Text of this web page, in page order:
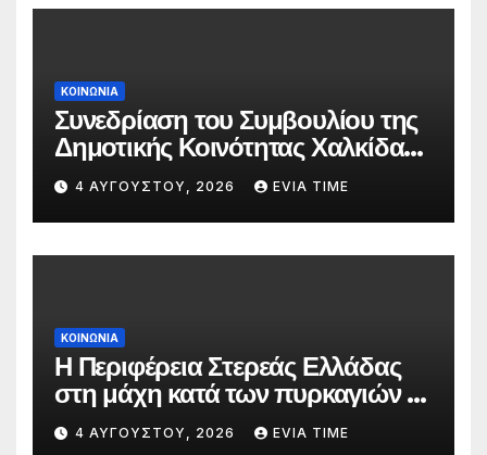
ΚΟΙΝΩΝΙΑ
Συνεδρίαση του Συμβουλίου της
Δημοτικής Κοινότητας Χαλκίδας
την 5 Αυγούστου
4 ΑΥΓΟΎΣΤΟΥ, 2026 EVIA TIME
ΚΟΙΝΩΝΙΑ
Η Περιφέρεια Στερεάς Ελλάδας
στη μάχη κατά των πυρκαγιών –
Δράσεις και στήριξη σε πέντε
περιφερειακές ενότητες
4 ΑΥΓΟΎΣΤΟΥ, 2026 EVIA TIME